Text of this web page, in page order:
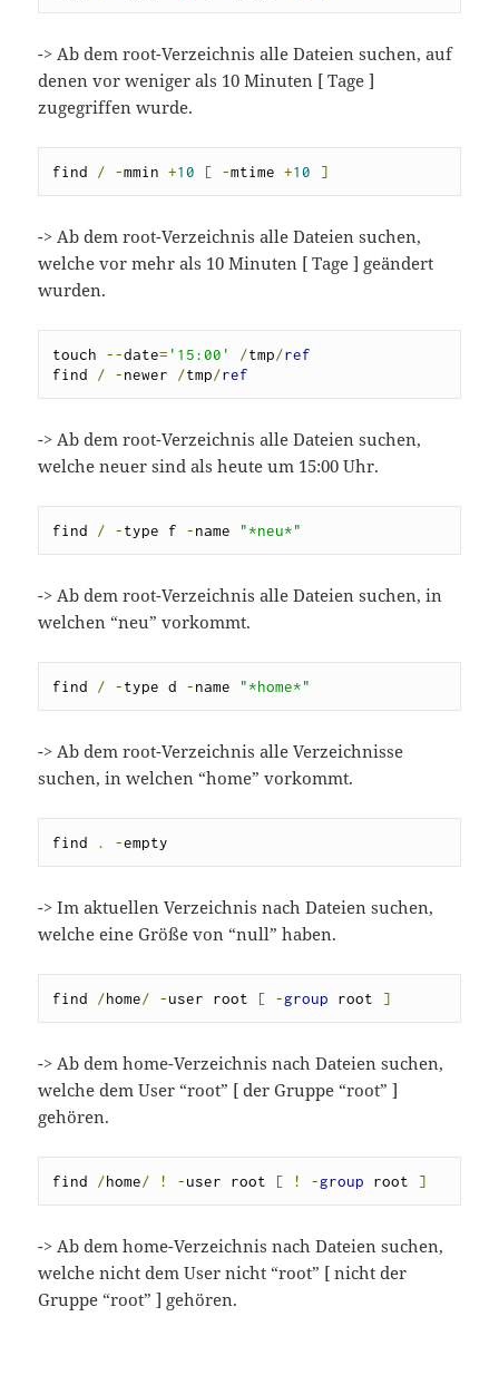
-> Ab dem root-Verzeichnis alle Dateien suchen, auf
denen vor weniger als 10 Minuten [ Tage ]
zugegriffen wurde.
find / -mmin +10 [ -mtime +10 ]
-> Ab dem root-Verzeichnis alle Dateien suchen,
welche vor mehr als 10 Minuten [ Tage ] geändert
wurden.
touch --date= '15:00' /tmp/ref
find / -newer /tmp/ref
-> Ab dem root-Verzeichnis alle Dateien suchen,
welche neuer sind als heute um 15:00 Uhr.
find / -type f -name "*neu*"
-> Ab dem root-Verzeichnis alle Dateien suchen, in
welchen “neu” vorkommt.
find / -type d -name "*home*"
-> Ab dem root-Verzeichnis alle Verzeichnisse
suchen, in welchen “home” vorkommt.
find . -empty
-> Im aktuellen Verzeichnis nach Dateien suchen,
welche eine Größe von “null” haben.
find /home/ -user root [ -group root ]
-> Ab dem home-Verzeichnis nach Dateien suchen,
welche dem User “root” [ der Gruppe “root” ]
gehören.
find /home/ ! -user root [ ! -group root ]
-> Ab dem home-Verzeichnis nach Dateien suchen,
welche nicht dem User nicht “root” [ nicht der
Gruppe “root” ] gehören.